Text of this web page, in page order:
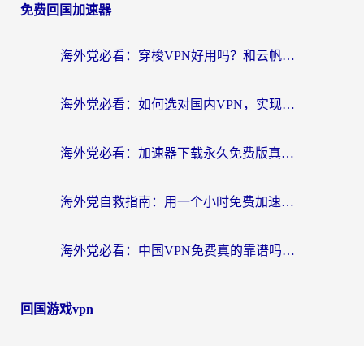
免费回国加速器
海外党必看：穿梭VPN好用吗？和云帆VPN对比哪个回国效果更好？附真实测评+避坑指南
海外党必看：如何选对国内VPN，实现无缝访问国内资源？
海外党必看：加速器下载永久免费版真的存在吗？教你无缝访问国内资源的正确姿势
海外党自救指南：用一个小时免费加速器，轻松打破国内资源访问壁垒？
海外党必看：中国VPN免费真的靠谱吗？手把手教你选对回国加速器
回国游戏vpn